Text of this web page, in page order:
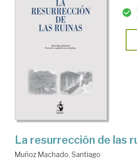
La resurrección de las
Muñoz Machado, Santiago